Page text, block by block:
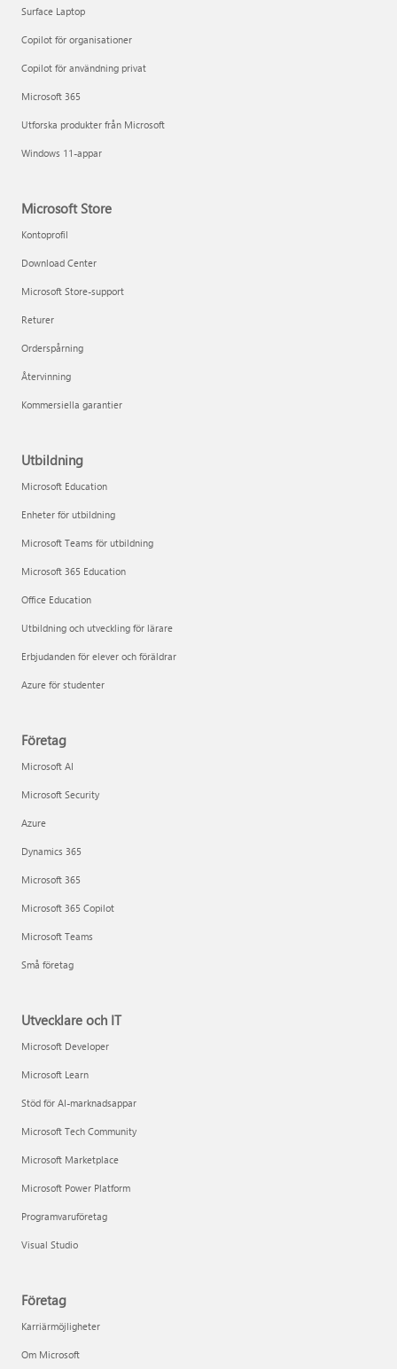
Surface Laptop
Copilot för organisationer
Copilot för användning privat
Microsoft 365
Utforska produkter från Microsoft
Windows 11-appar
Microsoft Store
Kontoprofil
Download Center
Microsoft Store-support
Returer
Orderspårning
Återvinning
Kommersiella garantier
Utbildning
Microsoft Education
Enheter för utbildning
Microsoft Teams för utbildning
Microsoft 365 Education
Office Education
Utbildning och utveckling för lärare
Erbjudanden för elever och föräldrar
Azure för studenter
Företag
Microsoft AI
Microsoft Security
Azure
Dynamics 365
Microsoft 365
Microsoft 365 Copilot
Microsoft Teams
Små företag
Utvecklare och IT
Microsoft Developer
Microsoft Learn
Stöd för AI-marknadsappar
Microsoft Tech Community
Microsoft Marketplace
Microsoft Power Platform
Programvaruföretag
Visual Studio
Företag
Karriärmöjligheter
Om Microsoft